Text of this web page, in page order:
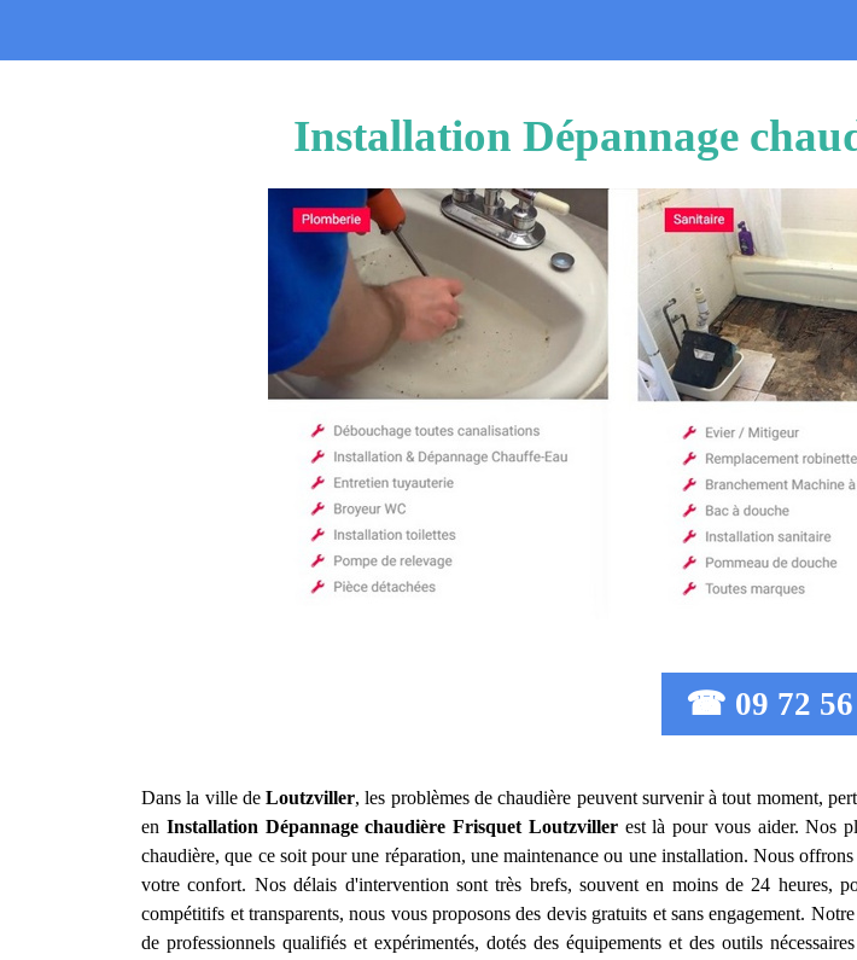
Installation Dépannage
☎ 09 72 56
Dans la ville deLoutzviller, les problèmes de chaudière peuvent survenir à tout moment,
en Installation Dépannage chaudière Frisquet Loutzvillerest là pour vous aider. Nos
chaudière, que ce soit pour une réparation, une maintenance ou une installation. Nous
votre confort. Nos délais d'intervention sont très brefs, souvent en moins de 24 heures,
compétitifs et transparents, nous vous proposons des devis gratuits et sans engagement.
de professionnels qualifiés et expérimentés, dotés des équipements et des outils